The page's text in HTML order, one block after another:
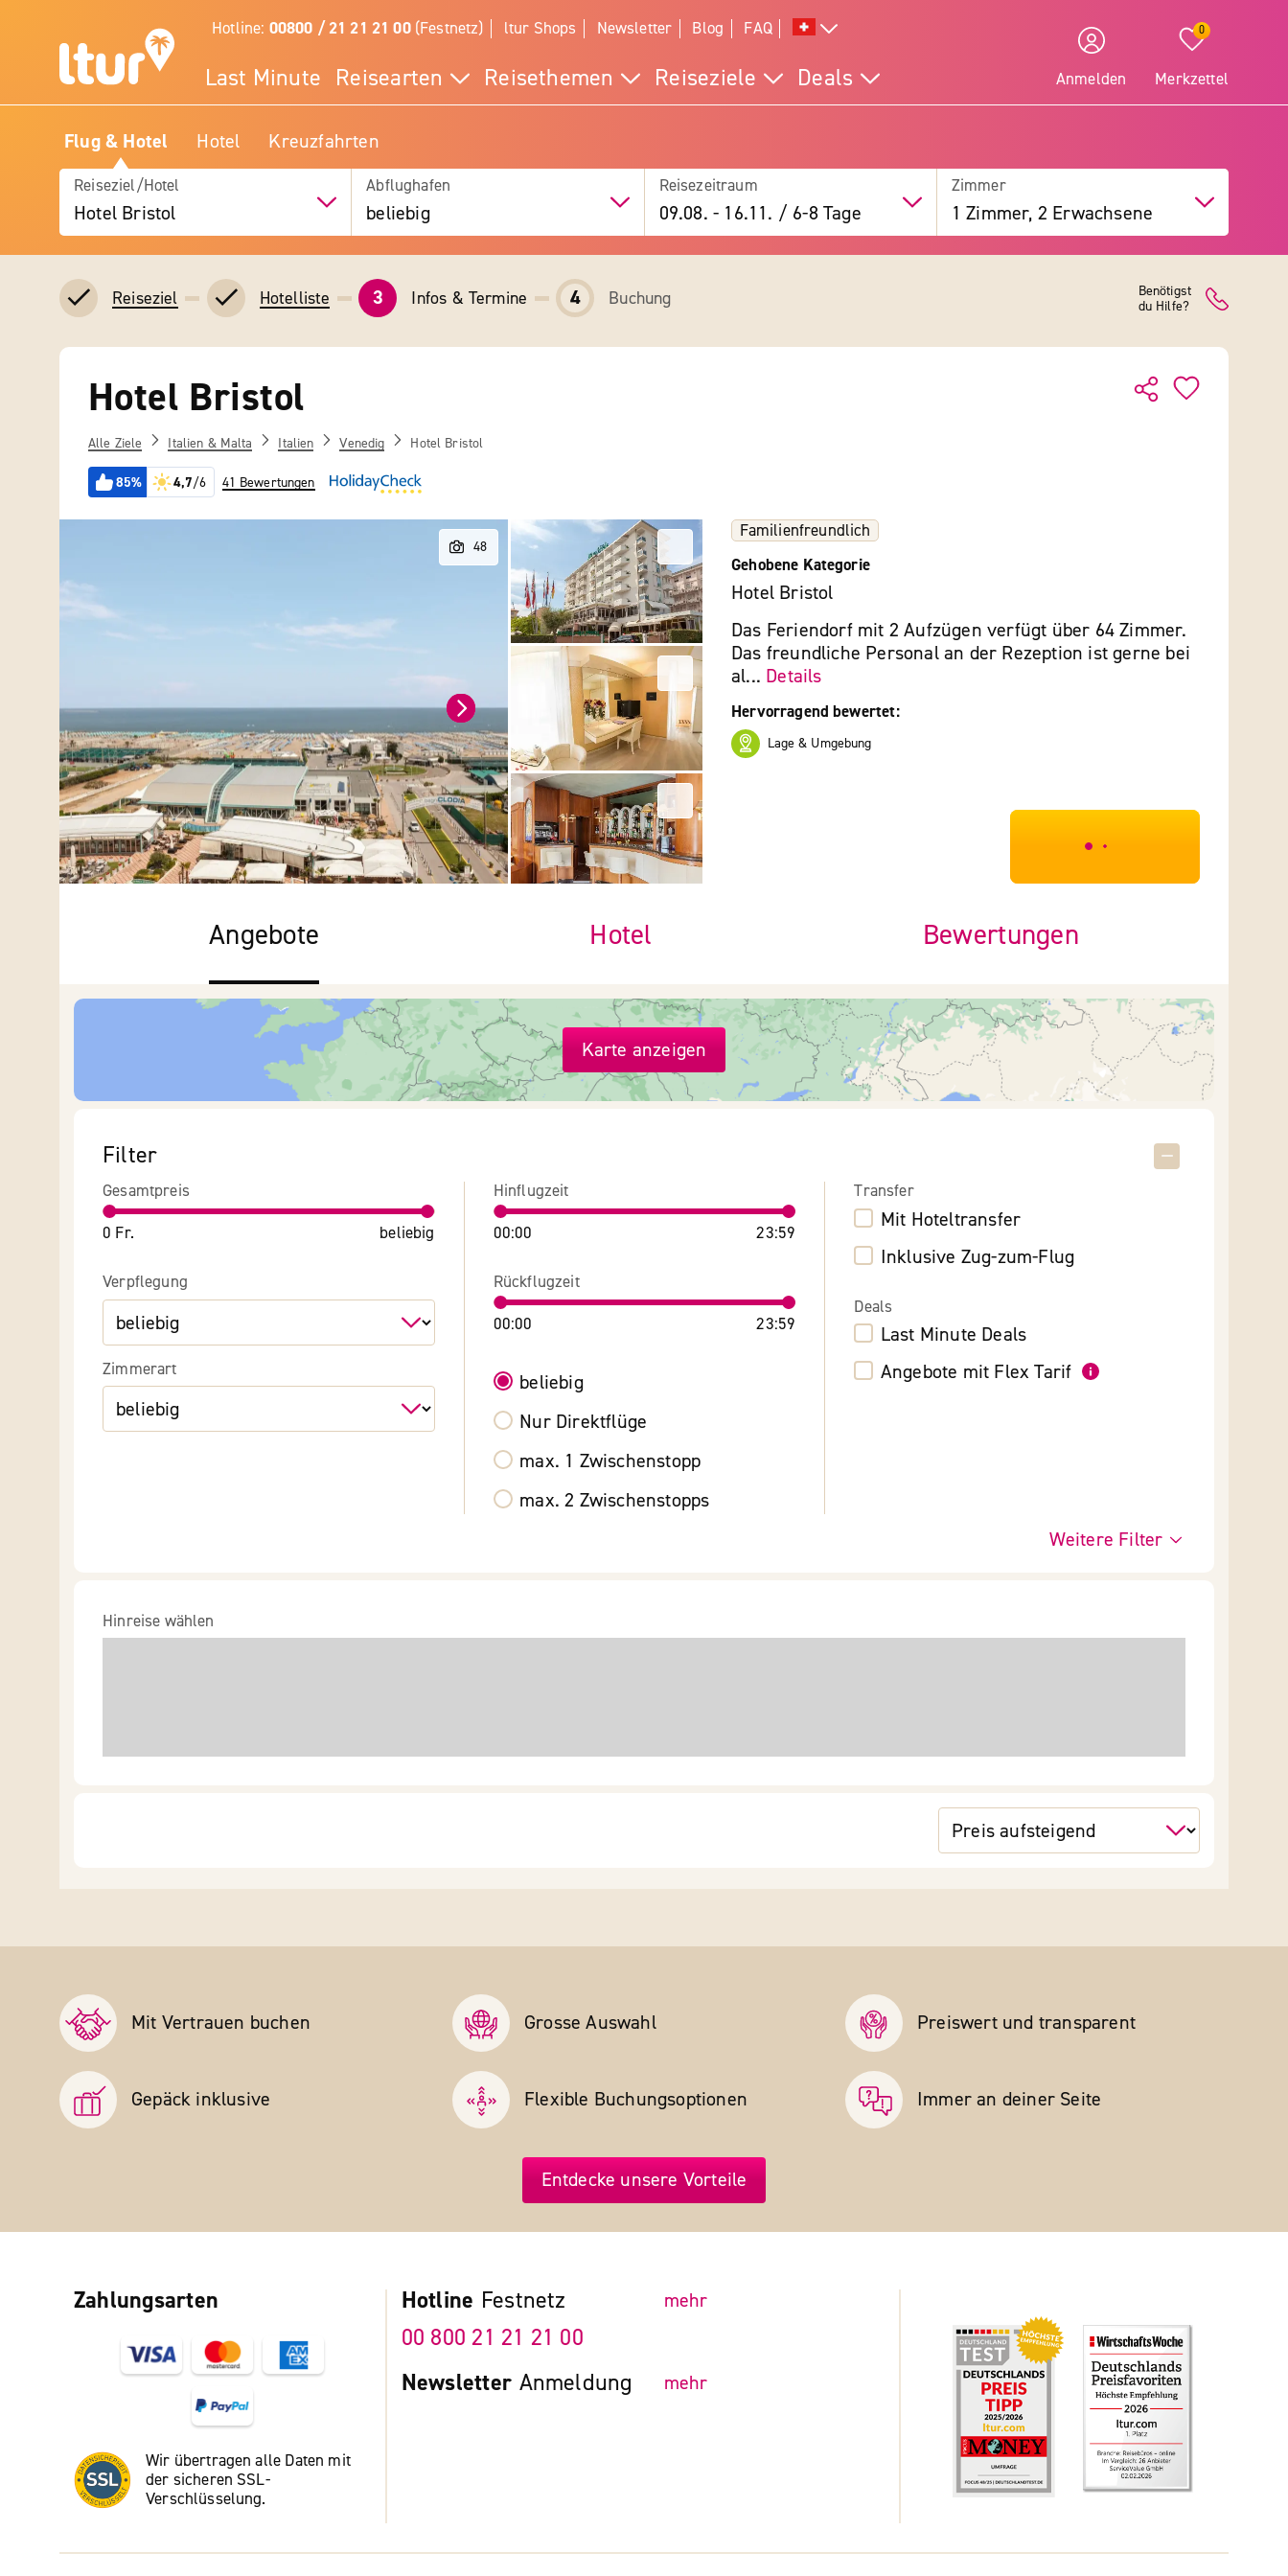
Hotline: 00800 / 21 21 21 00(Festnetz) ltur Shops Newsletter Blog FAQ
Last Minute Reisearten Reisethemen Reiseziele Deals Anmelden
0
Merkzettel
Flug & Hotel Hotel Kreuzfahrten
Reiseziel/Hotel
Hotel Bristol
Abflughafen
beliebig
Reisezeitraum
09.08. - 16.11. / 6-8 Tage
Zimmer
1 Zimmer, 2 Erwachsene
Reiseziel Hotelliste 3 Infos & Termine 4 Buchung
Benötigst
du Hilfe?
Hotel Bristol
Alle Ziele Italien & Malta Italien Venedig Hotel Bristol
85% 4,7/6 41 Bewertungen
Familienfreundlich
Gehobene Kategorie
Hotel Bristol
Das Feriendorf mit 2 Aufzügen verfügt über 64 Zimmer.
Das freundliche Personal an der Rezeption ist gerne bei
al... Details
Hervorragend bewertet:
Lage & Umgebung
***************
Angebote Hotel Bewertungen
Karte anzeigen
Filter
Gesamtpreis
0 Fr. beliebig
Verpflegung
Zimmerart
Hinflugzeit
00:00 23:59
Rückflugzeit
00:00 23:59
beliebig
Nur Direktflüge
max. 1 Zwischenstopp
max. 2 Zwischenstopps
Transfer
Mit Hoteltransfer
Inklusive Zug-zum-Flug
Deals
Last Minute Deals
Angebote mit Flex Tarif
Weitere Filter
Hinreise wählen
Mit Vertrauen buchen Grosse Auswahl Preiswert und transparent
Gepäck inklusive Flexible Buchungs­optionen Immer an deiner Seite
Entdecke unsere Vorteile
Zahlungsarten
Wir übertragen alle Daten mit
der sicheren SSL-
Verschlüsselung.
Hotline Festnetz mehr
00 800 21 21 21 00
Newsletter Anmeldung mehr